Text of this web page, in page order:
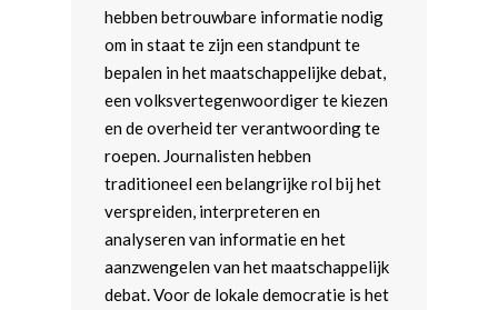
hebben betrouwbare informatie nodig
om in staat te zijn een standpunt te
bepalen in het maatschappelijke debat,
een volksvertegenwoordiger te kiezen
en de overheid ter verantwoording te
roepen. Journalisten hebben
traditioneel een belangrijke rol bij het
verspreiden, interpreteren en
analyseren van informatie en het
aanzwengelen van het maatschappelijk
debat. Voor de lokale democratie is het